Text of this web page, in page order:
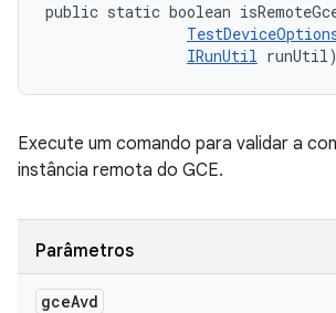
public static boolean
IRunUtil runUtil)
Execute um comando para validar a
instância remota do GCE.
Parâmetros
gceAvd